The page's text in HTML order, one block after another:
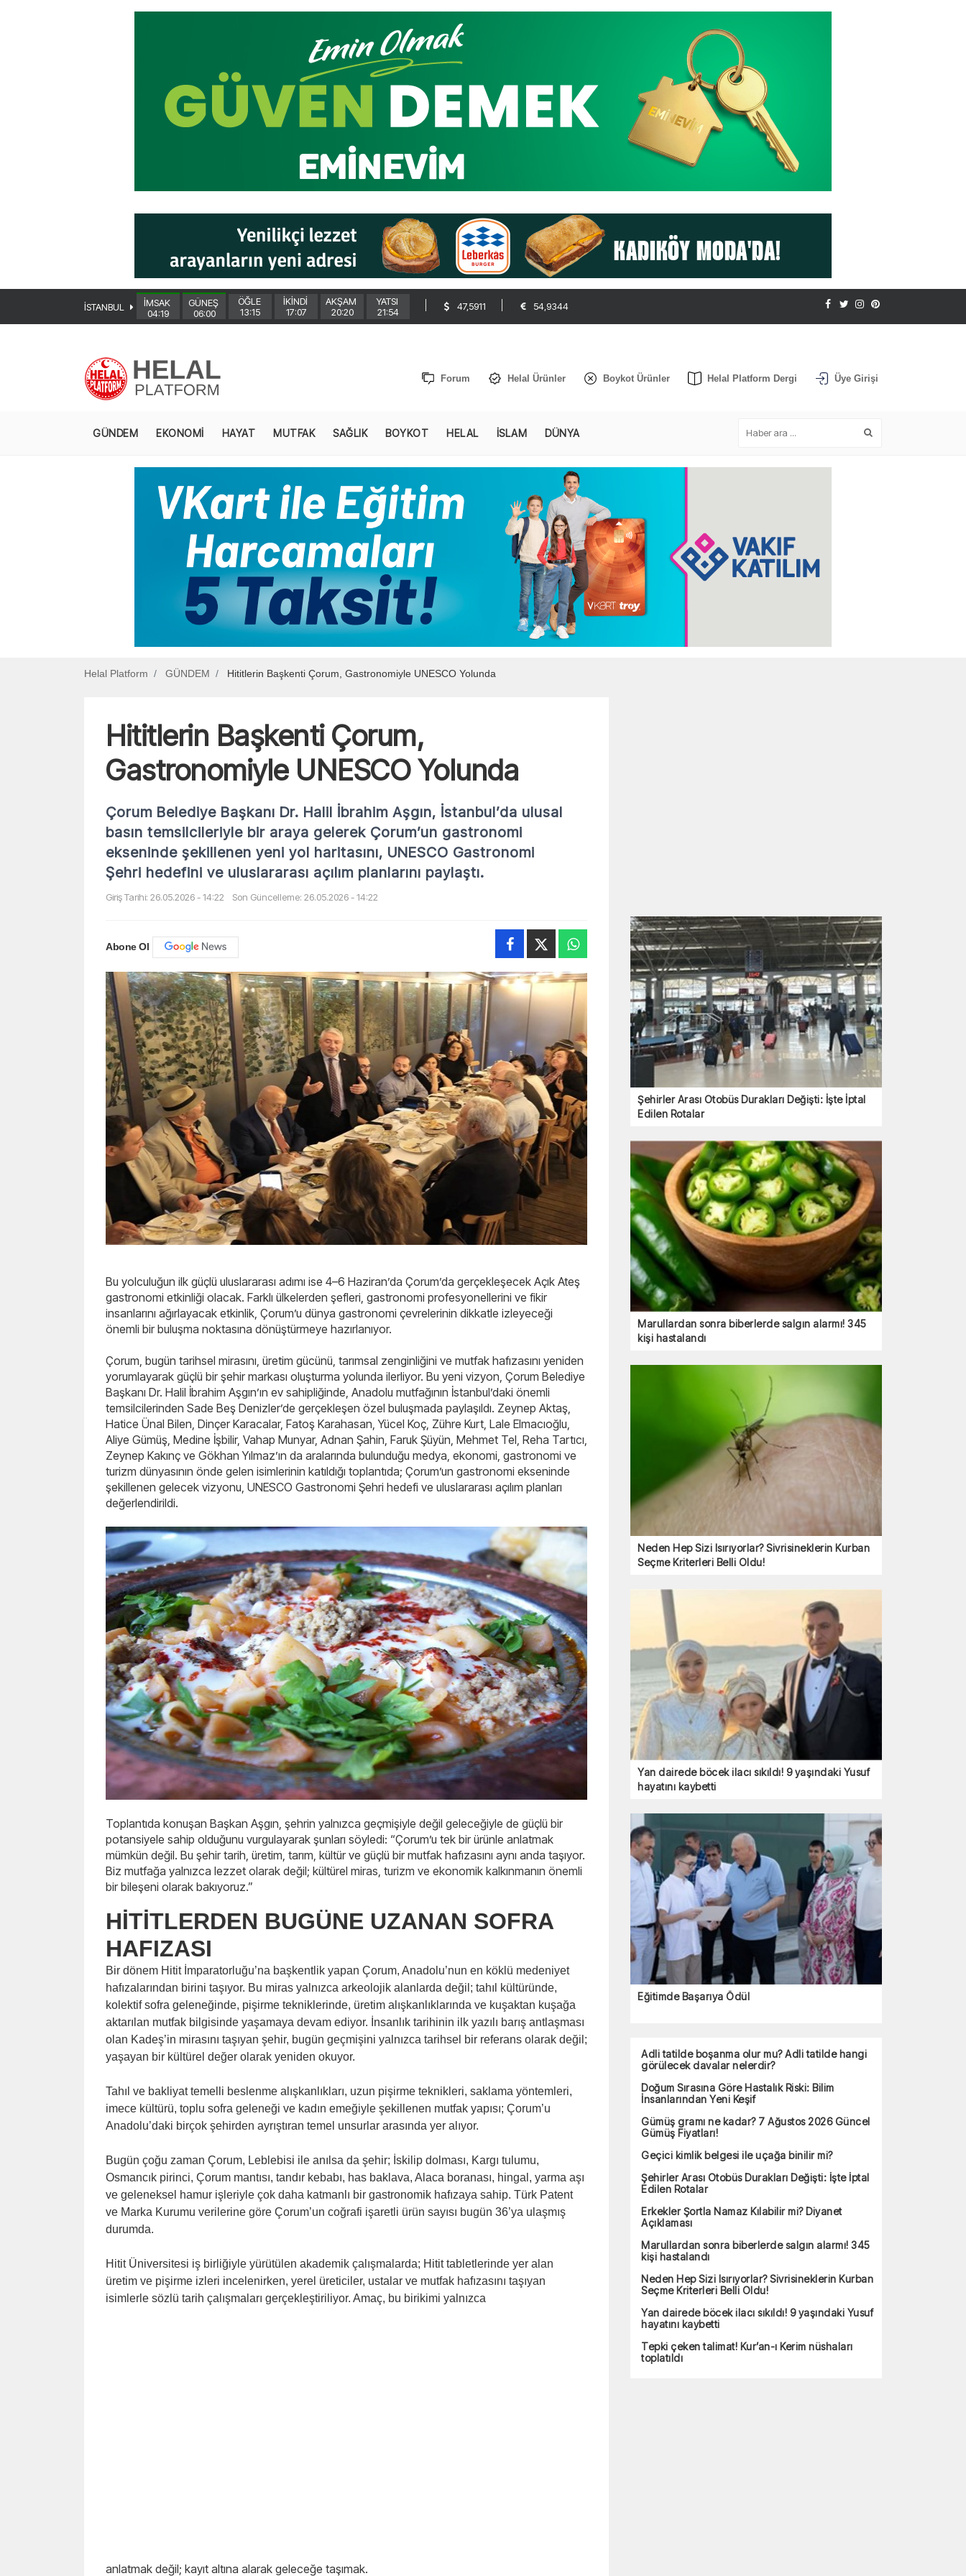
İSTANBUL
İMSAK
04:19
GÜNEŞ
06:00
ÖĞLE
13:15
İKİNDİ
17:07
AKŞAM
20:20
YATSI
21:54
47,5911 54,9344
Forum Helal Ürünler Boykot Ürünler Helal Platform Dergi Üye Girişi
GÜNDEM EKONOMİ HAYAT MUTFAK SAĞLIK BOYKOT HELAL İSLAM DÜNYA
Helal Platform GÜNDEM Hititlerin Başkenti Çorum, Gastronomiyle UNESCO Yolunda
Hititlerin Başkenti Çorum,
Gastronomiyle UNESCO Yolunda
Çorum Belediye Başkanı Dr. Halil İbrahim Aşgın, İstanbul’da ulusal
basın temsilcileriyle bir araya gelerek Çorum’un gastronomi
ekseninde şekillenen yeni yol haritasını, UNESCO Gastronomi
Şehri hedefini ve uluslararası açılım planlarını paylaştı.
Giriş Tarihi: 26.05.2026 - 14:22 Son Güncelleme: 26.05.2026 - 14:22
Abone Ol
Bu yolculuğun ilk güçlü uluslararası adımı ise 4–6 Haziran’da Çorum’da gerçekleşecek Açık Ateş
gastronomi etkinliği olacak. Farklı ülkelerden şefleri, gastronomi profesyonellerini ve fikir
insanlarını ağırlayacak etkinlik, Çorum’u dünya gastronomi çevrelerinin dikkatle izleyeceği
önemli bir buluşma noktasına dönüştürmeye hazırlanıyor.
Çorum, bugün tarihsel mirasını, üretim gücünü, tarımsal zenginliğini ve mutfak hafızasını yeniden
yorumlayarak güçlü bir şehir markası oluşturma yolunda ilerliyor. Bu yeni vizyon, Çorum Belediye
Başkanı Dr. Halil İbrahim Aşgın’ın ev sahipliğinde, Anadolu mutfağının İstanbul’daki önemli
temsilcilerinden Sade Beş Denizler’de gerçekleşen özel buluşmada paylaşıldı. Zeynep Aktaş,
Hatice Ünal Bilen, Dinçer Karacalar, Fatoş Karahasan, Yücel Koç, Zühre Kurt, Lale Elmacıoğlu,
Aliye Gümüş, Medine İşbilir, Vahap Munyar, Adnan Şahin, Faruk Şüyün, Mehmet Tel, Reha Tartıcı,
Zeynep Kakınç ve Gökhan Yılmaz’ın da aralarında bulunduğu medya, ekonomi, gastronomi ve
turizm dünyasının önde gelen isimlerinin katıldığı toplantıda; Çorum’un gastronomi ekseninde
şekillenen gelecek vizyonu, UNESCO Gastronomi Şehri hedefi ve uluslararası açılım planları
değerlendirildi.
Toplantıda konuşan Başkan Aşgın, şehrin yalnızca geçmişiyle değil geleceğiyle de güçlü bir
potansiyele sahip olduğunu vurgulayarak şunları söyledi: “Çorum’u tek bir ürünle anlatmak
mümkün değil. Bu şehir tarih, üretim, tarım, kültür ve güçlü bir mutfak hafızasını aynı anda taşıyor.
Biz mutfağa yalnızca lezzet olarak değil; kültürel miras, turizm ve ekonomik kalkınmanın önemli
bir bileşeni olarak bakıyoruz.”
HİTİTLERDEN BUGÜNE UZANAN SOFRA
HAFIZASI
Bir dönem Hitit İmparatorluğu’na başkentlik yapan Çorum, Anadolu’nun en köklü medeniyet
hafızalarından birini taşıyor. Bu miras yalnızca arkeolojik alanlarda değil; tahıl kültüründe,
kolektif sofra geleneğinde, pişirme tekniklerinde, üretim alışkanlıklarında ve kuşaktan kuşağa
aktarılan mutfak bilgisinde yaşamaya devam ediyor. İnsanlık tarihinin ilk yazılı barış antlaşması
olan Kadeş’in mirasını taşıyan şehir, bugün geçmişini yalnızca tarihsel bir referans olarak değil;
yaşayan bir kültürel değer olarak yeniden okuyor.
Tahıl ve bakliyat temelli beslenme alışkanlıkları, uzun pişirme teknikleri, saklama yöntemleri,
imece kültürü, toplu sofra geleneği ve kadın emeğiyle şekillenen mutfak yapısı; Çorum’u
Anadolu’daki birçok şehirden ayrıştıran temel unsurlar arasında yer alıyor.
Bugün çoğu zaman Çorum, Leblebisi ile anılsa da şehir; İskilip dolması, Kargı tulumu,
Osmancık pirinci, Çorum mantısı, tandır kebabı, has baklava, Alaca boranası, hingal, yarma aşı
ve geleneksel hamur işleriyle çok daha katmanlı bir gastronomik hafızaya sahip. Türk Patent
ve Marka Kurumu verilerine göre Çorum’un coğrafi işaretli ürün sayısı bugün 36’ya ulaşmış
durumda.
Hitit Üniversitesi iş birliğiyle yürütülen akademik çalışmalarda; Hitit tabletlerinde yer alan
üretim ve pişirme izleri incelenirken, yerel üreticiler, ustalar ve mutfak hafızasını taşıyan
isimlerle sözlü tarih çalışmaları gerçekleştiriliyor. Amaç, bu birikimi yalnızca
anlatmak değil; kayıt altına alarak geleceğe taşımak.
Şehirler Arası Otobüs Durakları Değişti: İşte İptal
Edilen Rotalar
Marullardan sonra biberlerde salgın alarmı! 345
kişi hastalandı
Neden Hep Sizi Isırıyorlar? Sivrisineklerin Kurban
Seçme Kriterleri Belli Oldu!
Yan dairede böcek ilacı sıkıldı! 9 yaşındaki Yusuf
hayatını kaybetti
Eğitimde Başarıya Ödül
Adli tatilde boşanma olur mu? Adli tatilde hangi
görülecek davalar nelerdir?
Doğum Sırasına Göre Hastalık Riski: Bilim
İnsanlarından Yeni Keşif
Gümüş gramı ne kadar? 7 Ağustos 2026 Güncel
Gümüş Fiyatları!
Geçici kimlik belgesi ile uçağa binilir mi?
Şehirler Arası Otobüs Durakları Değişti: İşte İptal
Edilen Rotalar
Erkekler Şortla Namaz Kılabilir mi? Diyanet
Açıklaması
Marullardan sonra biberlerde salgın alarmı! 345
kişi hastalandı
Neden Hep Sizi Isırıyorlar? Sivrisineklerin Kurban
Seçme Kriterleri Belli Oldu!
Yan dairede böcek ilacı sıkıldı! 9 yaşındaki Yusuf
hayatını kaybetti
Tepki çeken talimat! Kur’an-ı Kerim nüshaları
toplatıldı